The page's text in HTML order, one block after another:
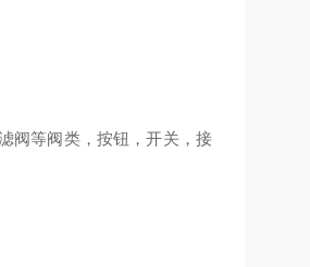
阀等阀类，按钮，开关，接